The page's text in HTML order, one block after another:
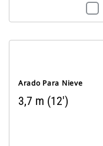
Arado Para Nieve
3,7 m (12')